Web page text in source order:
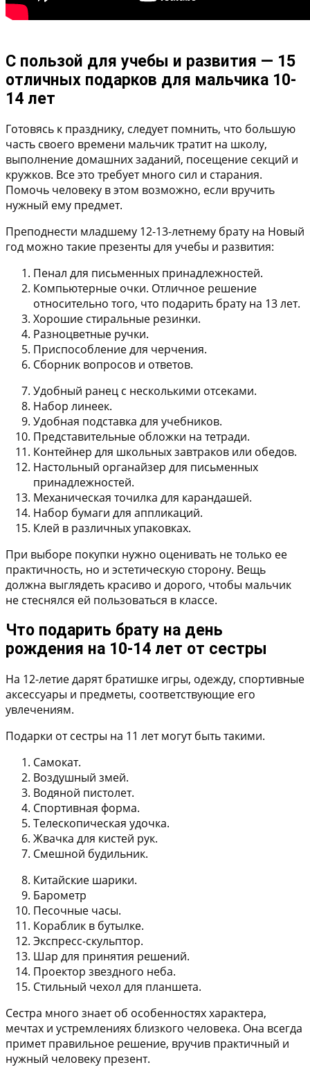
С пользой для учебы и развития — 15
отличных подарков для мальчика 10-
14 лет
Готовясь к празднику, следует помнить, что большую
часть своего времени мальчик тратит на школу,
выполнение домашних заданий, посещение секций и
кружков. Все это требует много сил и старания.
Помочь человеку в этом возможно, если вручить
нужный ему предмет.
Преподнести младшему 12-13-летнему брату на Новый
год можно такие презенты для учебы и развития:
Пенал для письменных принадлежностей.
Компьютерные очки. Отличное решение
относительно того, что подарить брату на 13 лет.
Хорошие стиральные резинки.
Разноцветные ручки.
Приспособление для черчения.
Сборник вопросов и ответов.
Удобный ранец с несколькими отсеками.
Набор линеек.
Удобная подставка для учебников.
Представительные обложки на тетради.
Контейнер для школьных завтраков или обедов.
Настольный органайзер для письменных
принадлежностей.
Механическая точилка для карандашей.
Набор бумаги для аппликаций.
Клей в различных упаковках.
При выборе покупки нужно оценивать не только ее
практичность, но и эстетическую сторону. Вещь
должна выглядеть красиво и дорого, чтобы мальчик
не стеснялся ей пользоваться в классе.
Что подарить брату на день
рождения на 10-14 лет от сестры
На 12-летие дарят братишке игры, одежду, спортивные
аксессуары и предметы, соответствующие его
увлечениям.
Подарки от сестры на 11 лет могут быть такими.
Самокат.
Воздушный змей.
Водяной пистолет.
Спортивная форма.
Телескопическая удочка.
Жвачка для кистей рук.
Смешной будильник.
Китайские шарики.
Барометр
Песочные часы.
Кораблик в бутылке.
Экспресс-скульптор.
Шар для принятия решений.
Проектор звездного неба.
Стильный чехол для планшета.
Сестра много знает об особенностях характера,
мечтах и устремлениях близкого человека. Она всегда
примет правильное решение, вручив практичный и
нужный человеку презент.